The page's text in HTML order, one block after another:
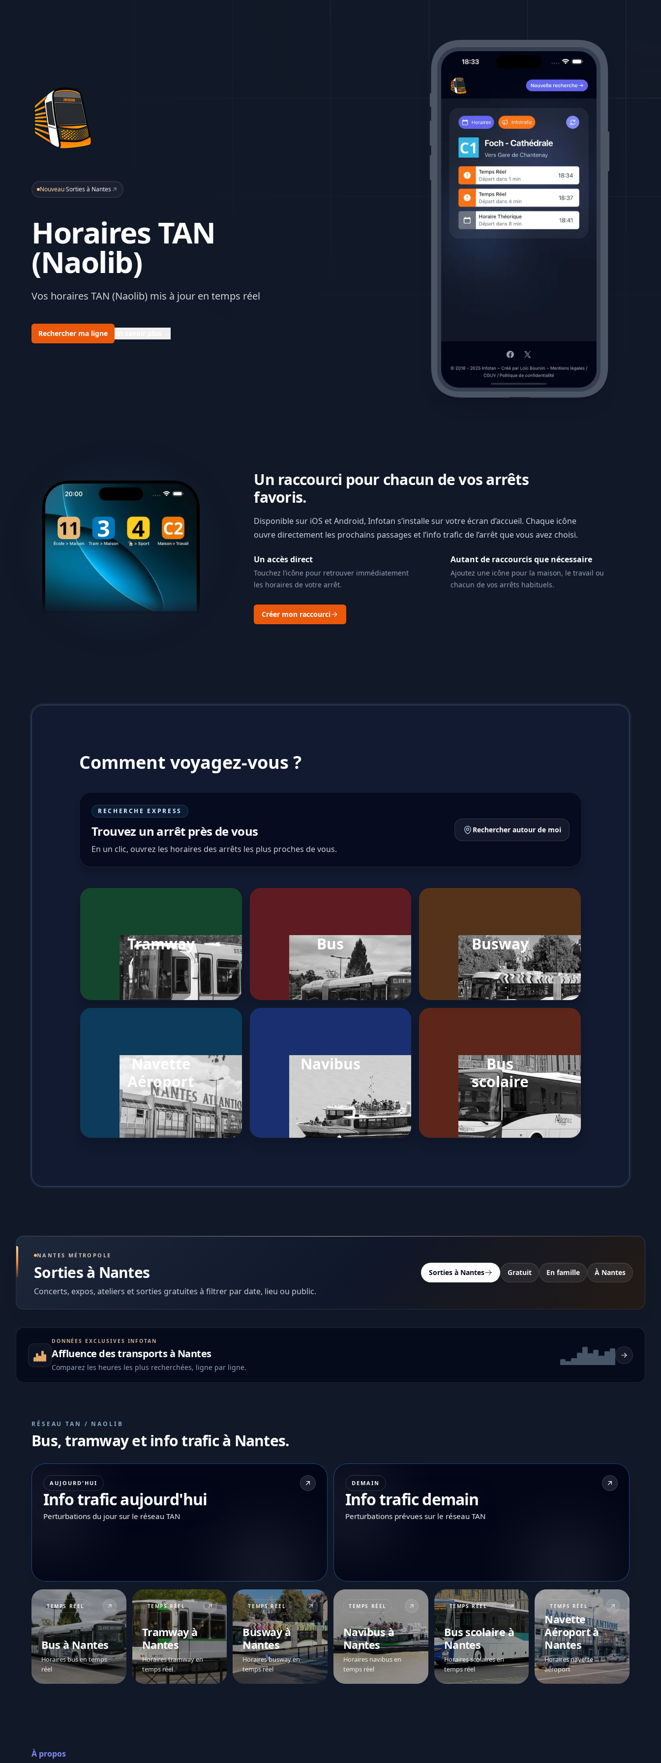
Nouveau·Sorties à Nantes
Horaires TAN
(Naolib)
Vos horaires TAN (Naolib) mis à jour en temps réel
Rechercher ma ligne
Un raccourci pour chacun de vos arrêts
favoris.
Disponible sur iOS et Android, Infotan s’installe sur votre écran d’accueil. Chaque icône
ouvre directement les prochains passages et l’info trafic de l’arrêt que vous avez choisi.
Un accès direct
Touchez l’icône pour retrouver immédiatement
les horaires de votre arrêt.
Autant de raccourcis que nécessaire
Ajoutez une icône pour la maison, le travail ou
chacun de vos arrêts habituels.
Créer mon raccourci
Comment voyagez-vous ?
RECHERCHE EXPRESS
Trouvez un arrêt près de vous
En un clic, ouvrez les horaires des arrêts les plus proches de vous.
Rechercher autour de moi
Tramway Bus Busway
Navette
Aéroport
Navibus
Bus
scolaire
NANTES MÉTROPOLE
Sorties à Nantes
Concerts, expos, ateliers et sorties gratuites à filtrer par date, lieu ou public.
Sorties à Nantes Gratuit En famille À Nantes
DONNÉES EXCLUSIVES INFOTAN
Affluence des transports à Nantes
Comparez les heures les plus recherchées, ligne par ligne.
RÉSEAU TAN / NAOLIB
Bus, tramway et info trafic à Nantes.
AUJOURD'HUI
Info trafic aujourd'hui
Perturbations du jour sur le réseau TAN
DEMAIN
Info trafic demain
Perturbations prévues sur le réseau TAN
TEMPS RÉEL
Bus à Nantes
Horaires bus en temps
réel
TEMPS RÉEL
Tramway à
Nantes
Horaires tramway en
temps réel
TEMPS RÉEL
Busway à
Nantes
Horaires busway en
temps réel
TEMPS RÉEL
Navibus à
Nantes
Horaires navibus en
temps réel
TEMPS RÉEL
Bus scolaire à
Nantes
Horaires scolaires en
temps réel
TEMPS RÉEL
Navette
Aéroport à
Nantes
Horaires navette
aéroport
À propos